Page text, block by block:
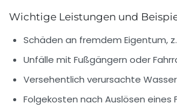
Wichtige Leistungen und
Schäden an fremdem Eigentum,
Unfälle mit Fußgängern oder
Versehentlich verursachte
Folgekosten nach Auslösen eines